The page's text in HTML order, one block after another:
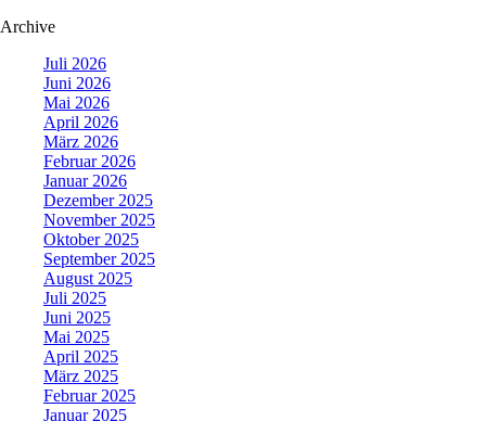
Archive
Juli 2026
Juni 2026
Mai 2026
April 2026
März 2026
Februar 2026
Januar 2026
Dezember 2025
November 2025
Oktober 2025
September 2025
August 2025
Juli 2025
Juni 2025
Mai 2025
April 2025
März 2025
Februar 2025
Januar 2025